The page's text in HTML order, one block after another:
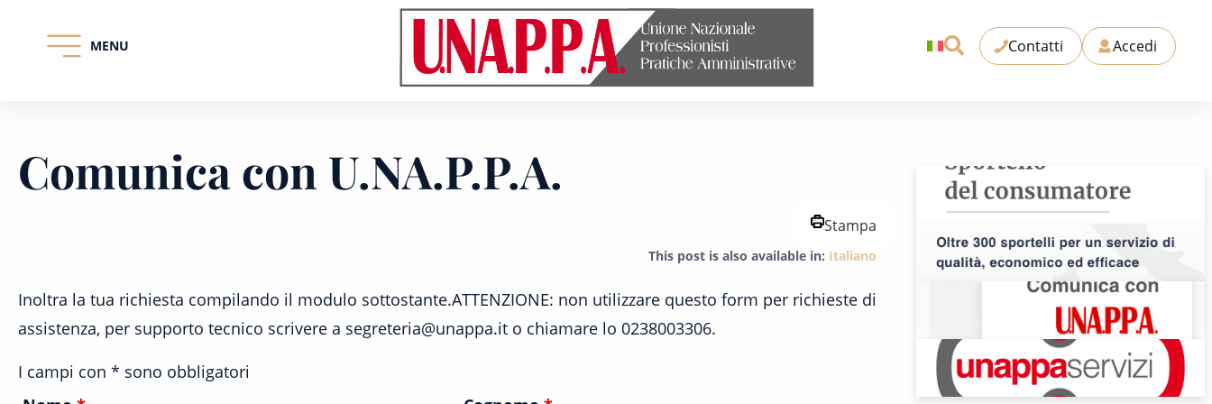
MENU
Unione
nazionale
professionisti
pratiche
Contatti
Accedi
Comunica con U.NA.P.P.A.
Stampa
This post is also available in: Italiano
Inoltra la tua richiesta compilando il modulo sottostante.ATTENZIONE: non utilizzare questo form per richieste di
assistenza, per supporto tecnico scrivere a segreteria@unappa.it o chiamare lo 0238003306.
I campi con * sono obbligatori